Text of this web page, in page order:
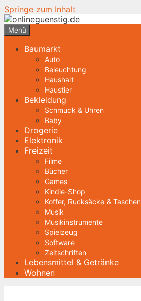
Springe zum Inhalt
Menü
Baumarkt
Auto
Beleuchtung
Haushalt
Haustier
Bekleidung
Schmuck & Uhren
Baby
Drogerie
Elektronik
Freizeit
Filme
Bücher
Games
Kindle-Shop
Koffer, Rucksäcke & Taschen
Musik
Musikinstrumente
Spielzeug
Software
Zeitschriften
Lebensmittel & Getränke
Wohnen